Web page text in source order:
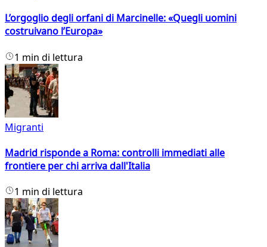
L’orgoglio degli orfani di Marcinelle: «Quegli uomini
costruivano l’Europa»
1 min di lettura
Migranti
Madrid risponde a Roma: controlli immediati alle
frontiere per chi arriva dall'Italia
1 min di lettura